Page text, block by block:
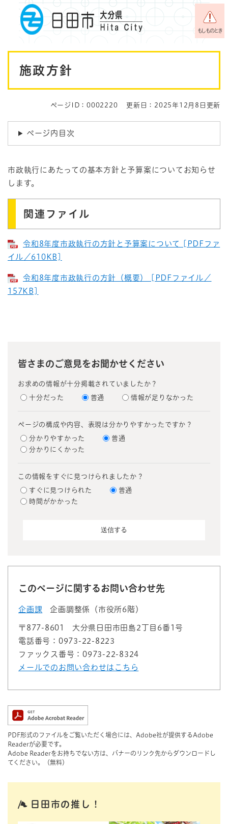
メニューを飛ばして本文へ
もしものとき
施政方針
ページID：0002220 更新日：2025年12月8日更新
ページ内目次
市政執行にあたっての基本方針と予算案についてお知らせ
します。
関連ファイル
令和8年度市政執行の方針と予算案について [PDFファ
イル／610KB]
令和8年度市政執行の方針（概要） [PDFファイル／
157KB]
皆さまのご意見をお聞かせください
お求めの情報が十分掲載されていましたか？
十分だった 普通 情報が足りなかった
ページの構成や内容、表現は分かりやすかったですか？
分かりやすかった
普通
分かりにくかった
この情報をすぐに見つけられましたか？
すぐに見つけられた
普通
時間がかかった
このページに関するお問い合わせ先
企画課 企画調整係（市役所6階）
〒877-8601
大分県日田市田島2丁目6番1号
電話番号：0973-22-8223
ファックス番号：0973-22-8324
メールでのお問い合わせはこちら
PDF形式のファイルをご覧いただく場合には、Adobe社が提供するAdobe
Readerが必要です。
Adobe Readerをお持ちでない方は、バナーのリンク先からダウンロードし
てください。（無料）
日田市の推し！